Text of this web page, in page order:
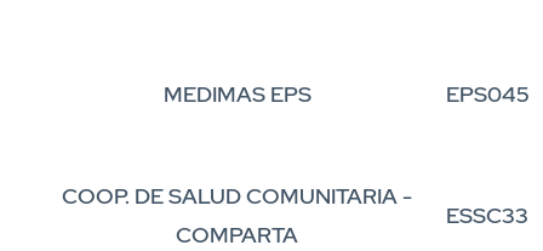
MEDIMAS EPS EPS045
COOP. DE SALUD COMUNITARIA -
COMPARTA
ESSC33